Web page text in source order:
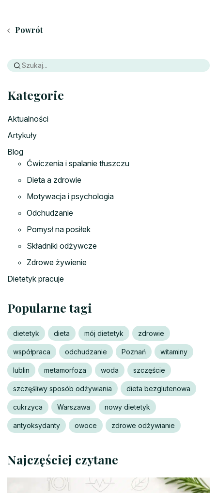
Powrót
Kategorie
Aktualności
Artykuły
Blog
Ćwiczenia i spalanie tłuszczu
Dieta a zdrowie
Motywacja i psychologia
Odchudzanie
Pomysł na posiłek
Składniki odżywcze
Zdrowe żywienie
Dietetyk pracuje
Popularne tagi
dietetyk dieta mój dietetyk zdrowie
współpraca odchudzanie Poznań witaminy
lublin metamorfoza woda szczęście
szczęśliwy sposób odżywiania dieta bezglutenowa
cukrzyca Warszawa nowy dietetyk
antyoksydanty owoce zdrowe odżywianie
Najczęściej czytane